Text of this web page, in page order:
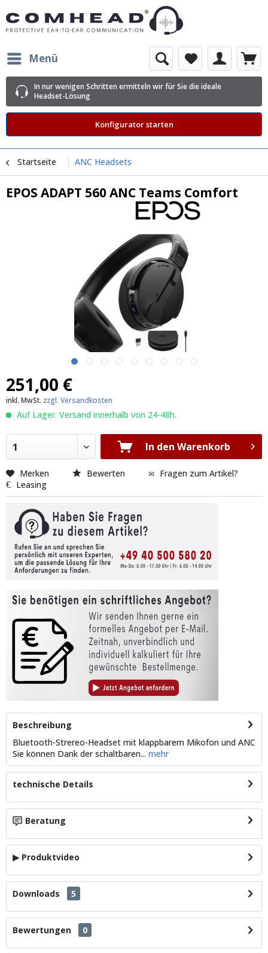
Menü
In nur wenigen Schritten ermitteln wir für Sie die ideale
Headset-Lösung
Konfigurator starten
Startseite ANC Headsets
EPOS ADAPT 560 ANC Teams Comfort
251,00 €
inkl. MwSt. zzgl. Versandkosten
Auf Lager. Versand innerhalb von 24-48h.
1 In den Warenkorb
Merken Bewerten
Fragen zum Artikel?
Leasing
Beschreibung
Bluetooth-Strereo-Headset mit klappbarem Mikofon und ANC
Sie können Dank der schaltbaren... mehr
technische Details
Beratung
▶ Produktvideo
Downloads 5
Bewertungen 0